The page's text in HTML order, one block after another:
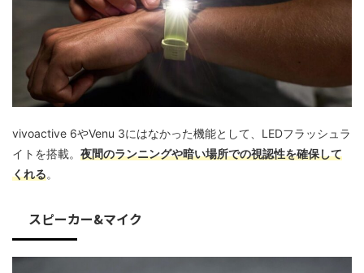
vivoactive 6やVenu 3にはなかった機能として、LEDフラッシュラ
イトを搭載。 夜間のランニングや暗い場所での視認性を確保して
くれる。
スピーカー&マイク